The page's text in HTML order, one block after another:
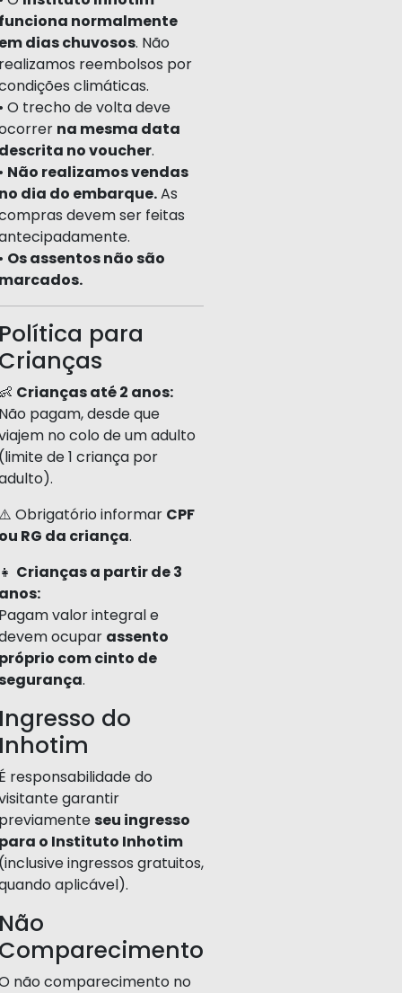
normalmente
dias chuvosos. Não
reembolsos por
climáticas.
O trecho de volta deve
na mesma data
no voucher.
Não realizamos vendas
dia do embarque.As
devem ser feitas
Os assentos não são
para
Crianças até 2 anos:
pagam, desde que
no colo de um adulto
de 1 criança por
Obrigatório informar CPF
RG da criança.
Crianças a partir de 3
valor integral e
ocupar assento
com cinto de
.
do
responsabilidade do
garantir
seu ingresso
o Instituto Inhotim
ingressos gratuitos,
aplicável).
não comparecimento no